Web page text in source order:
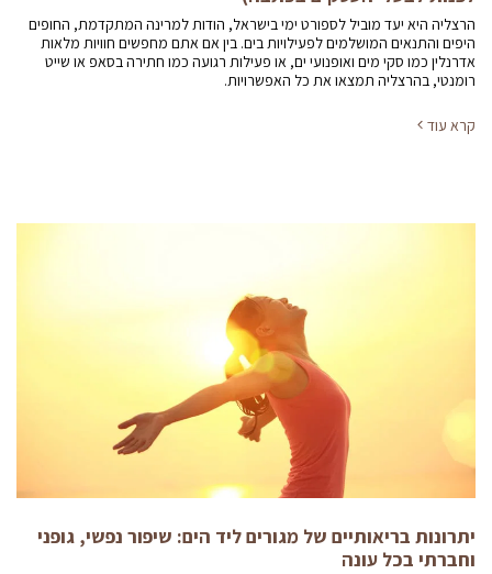
הרצליה היא יעד מוביל לספורט ימי בישראל, הודות למרינה המתקדמת, החופים
היפים והתנאים המושלמים לפעילויות בים. בין אם אתם מחפשים חוויות מלאות
אדרנלין כמו סקי מים ואופנועי ים, או פעילות רגועה כמו חתירה בסאפ או שייט
רומנטי, בהרצליה תמצאו את כל האפשרויות.
קרא עוד
יתרונות בריאותיים של מגורים ליד הים: שיפור נפשי, גופני
וחברתי בכל עונה